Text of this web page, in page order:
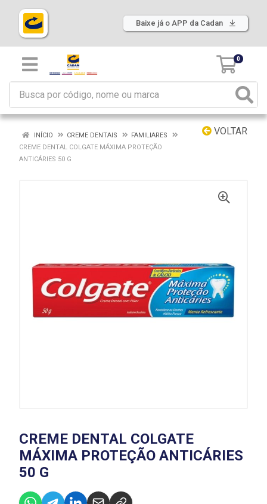
Baixe já o APP da Cadan
0
VOLTAR
INÍCIO CREME DENTAIS
FAMILIARES
CREME DENTAL COLGATE MÁXIMA PROTEÇÃO
ANTICÁRIES 50 G
CREME DENTAL COLGATE
MÁXIMA PROTEÇÃO ANTICÁRIES
50 G